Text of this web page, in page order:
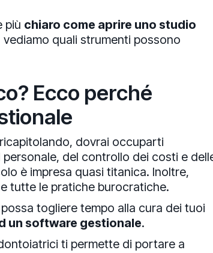
più chiaro come aprire uno studio
quali strumenti possono
Ecco perché
dovrai occuparti
personale, del controllo dei costi e
è impresa quasi titanica. Inoltre,
tutte le pratiche burocratiche.
togliere tempo alla cura dei tuoi
un software gestionale.
ti permette di portare a